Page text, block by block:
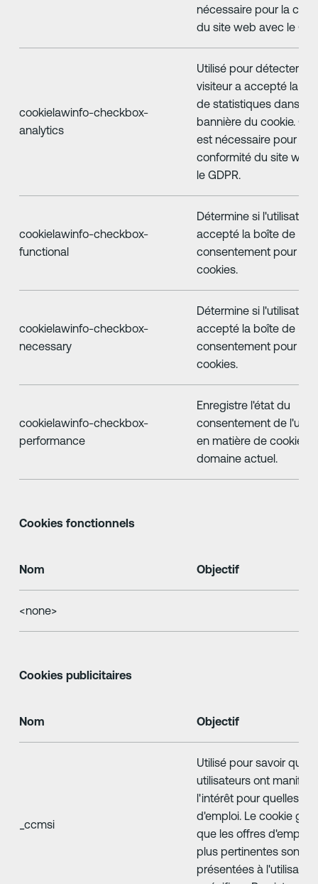
nécessaire pour la
du site web avec le
cookielawinfo-checkbox-
analytics
Utilisé pour détecter si
visiteur a accepté la
de statistiques dans la
bannière du cookie. Ce
est nécessaire pour la
conformité du site web
le GDPR.
cookielawinfo-checkbox-
functional
Détermine si l'utilisateur
accepté la boîte de
consentement pour les
cookies.
cookielawinfo-checkbox-
necessary
Détermine si l'utilisateur
accepté la boîte de
consentement pour les
cookies.
cookielawinfo-checkbox-
performance
Enregistre l'état du
consentement de
en matière de cookies
domaine actuel.
Cookies fonctionnels
Nom Objectif
<none>
Cookies publicitaires
Nom Objectif
_ccmsi
Utilisé pour savoir quels
utilisateurs ont
l'intérêt pour quelles
d'emploi. Le cookie
que les offres d'emploi
plus pertinentes sont
présentées à l'utilisateur